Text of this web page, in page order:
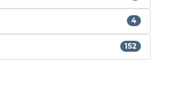
4
152